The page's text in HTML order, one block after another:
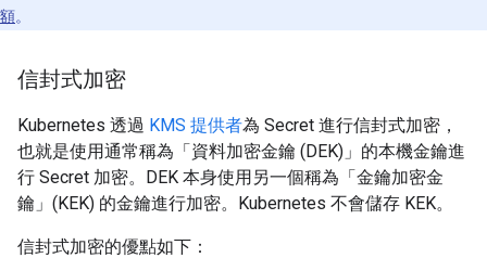
額。
信封式加密
Kubernetes 透過 KMS 提供者為 Secret 進行信封式加密，
也就是使用通常稱為「資料加密金鑰 (DEK)」 的本機金鑰進
行 Secret 加密。DEK 本身使用另一個稱為「金鑰加密金
鑰」(KEK) 的金鑰進行加密。Kubernetes 不會儲存 KEK。
信封式加密的優點如下：